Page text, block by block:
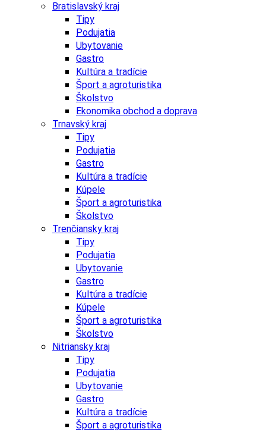
Bratislavský kraj
Tipy
Podujatia
Ubytovanie
Gastro
Kultúra a tradície
Šport a agroturistika
Školstvo
Ekonomika obchod a doprava
Trnavský kraj
Tipy
Podujatia
Gastro
Kultúra a tradície
Kúpele
Šport a agroturistika
Školstvo
Trenčiansky kraj
Tipy
Podujatia
Ubytovanie
Gastro
Kultúra a tradície
Kúpele
Šport a agroturistika
Školstvo
Nitriansky kraj
Tipy
Podujatia
Ubytovanie
Gastro
Kultúra a tradície
Šport a agroturistika